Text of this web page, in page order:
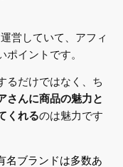
営していて、アフィ
イントです。
るだけではなく、ち
さんに商品の魅力と
くれるのは魅力です
名ブランドは多数あ